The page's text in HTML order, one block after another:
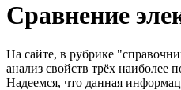
Сравнение
На сайте, в рубрике
анализ свойств трёх наиболее
Надеемся, что данная